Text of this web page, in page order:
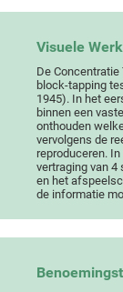
Visuele
De
block-tapping
1945). In het
binnen een
onthouden
vervolgens de
reproduceren.
vertraging van
en het
de informatie